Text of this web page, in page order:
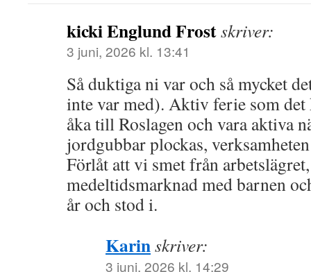
kicki Englund Frostskriver:
3 juni, 2026 kl. 13:41
Så duktiga ni var och så mycket
inte var med). Aktiv ferie som
åka till Roslagen och vara aktiva
jordgubbar plockas,
Förlåt att vi smet från
medeltidsmarknad med barnen
år och stod i.
Karinskriver:
3 juni, 2026 kl. 14:29